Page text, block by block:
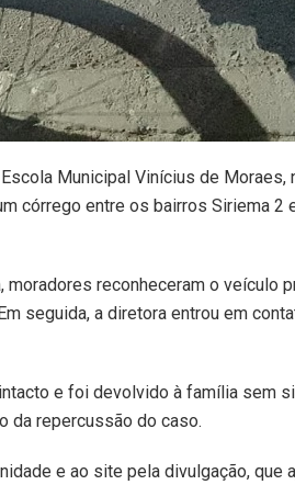
Municipal Vinícius de Moraes,
córrego entre os bairros Siriema 2
reconheceram o veículo
seguida, a diretora entrou em
e foi devolvido à família sem
da repercussão do caso.
e ao site pela divulgação, que